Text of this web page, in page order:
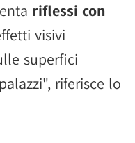
riflessi con
visivi
superfici
riferisce lo